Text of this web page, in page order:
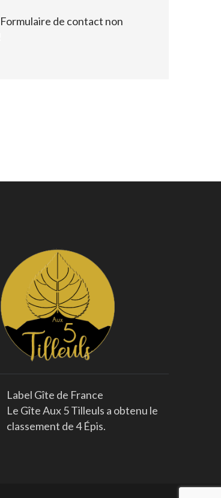
Formulaire de contact non
Label Gîte de France
Le Gîte Aux 5 Tilleuls a obtenu le
classement de 4 Épis.